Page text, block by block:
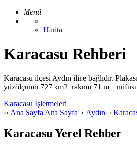
Menü
Harita
Karacasu Rehberi
Karacasu ilçesi Aydın iline bağlıdır.
yüzölçümü 727 km2, rakımı 71 mt.,
Karacasu İşletmeleri
‹‹ Ana Sayfa Ana Sayfa › Aydın ›
Karacasu Yerel Rehber